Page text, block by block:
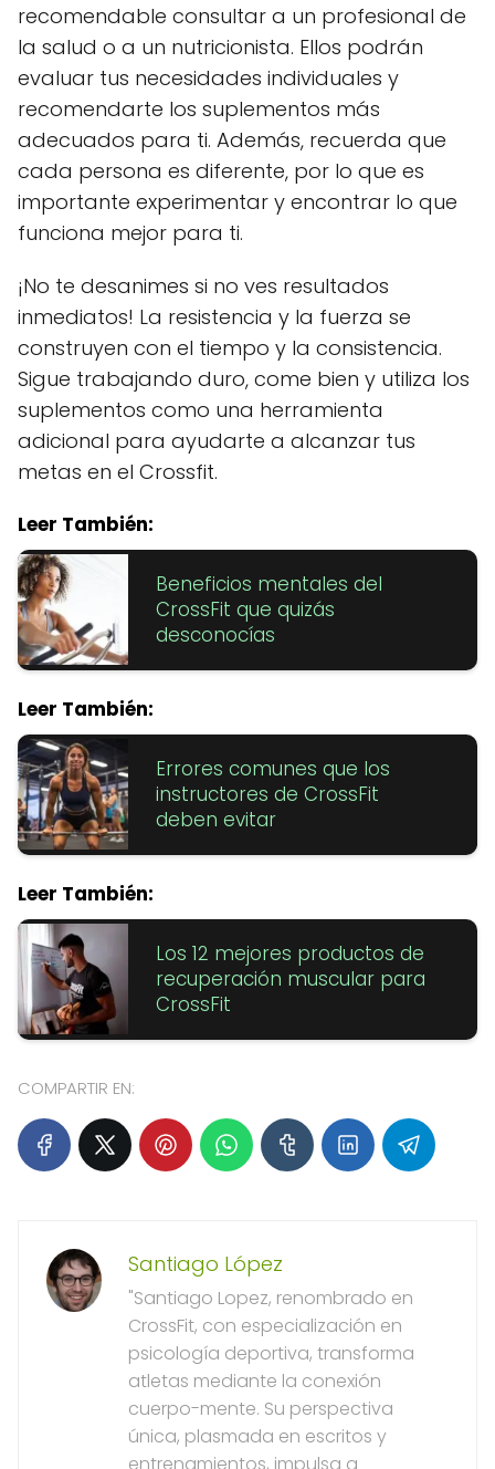
recomendable consultar a un profesional de
la salud o a un nutricionista. Ellos podrán
evaluar tus necesidades individuales y
recomendarte los suplementos más
adecuados para ti. Además, recuerda que
cada persona es diferente, por lo que es
importante experimentar y encontrar lo que
funciona mejor para ti.
¡No te desanimes si no ves resultados
inmediatos! La resistencia y la fuerza se
construyen con el tiempo y la consistencia.
Sigue trabajando duro, come bien y utiliza los
suplementos como una herramienta
adicional para ayudarte a alcanzar tus
metas en el Crossfit.
Leer También:
Beneficios mentales del
CrossFit que quizás
desconocías
Leer También:
Errores comunes que los
instructores de CrossFit
deben evitar
Leer También:
Los 12 mejores productos de
recuperación muscular para
CrossFit
COMPARTIR EN:
Santiago López
"Santiago Lopez, renombrado en
CrossFit, con especialización en
psicología deportiva, transforma
atletas mediante la conexión
cuerpo-mente. Su perspectiva
única, plasmada en escritos y